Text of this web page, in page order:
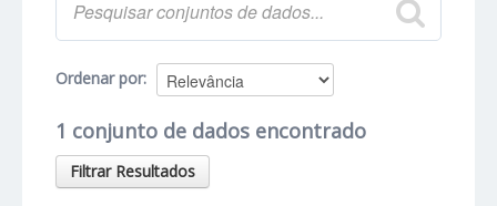
Ordenar por
1 conjunto de dados encontrado
Filtrar Resultados